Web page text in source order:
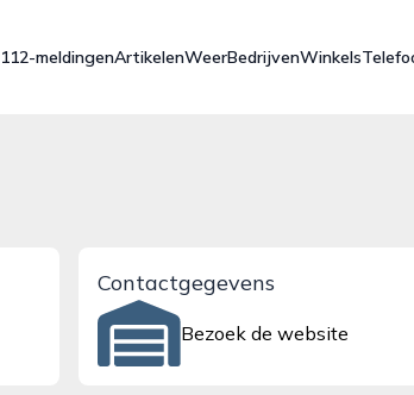
112-meldingenArtikelenWeerBedrijvenWinkels
Contactgegevens
Bezoek de website